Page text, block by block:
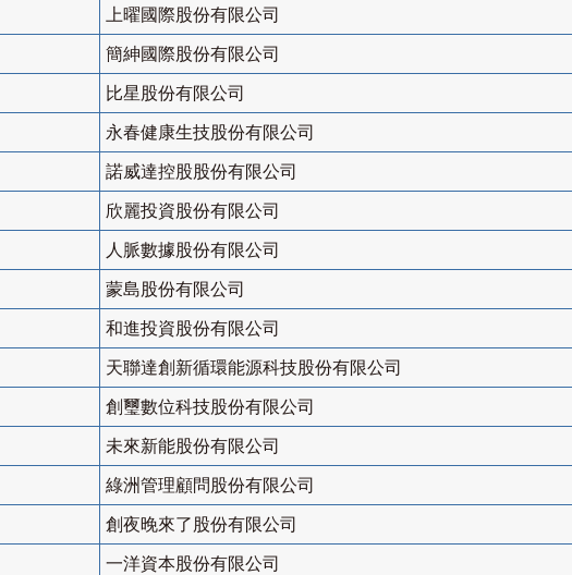
上曜國際股份有限公司
簡紳國際股份有限公司
比星股份有限公司
永春健康生技股份有限公司
諾威達控股股份有限公司
欣麗投資股份有限公司
人脈數據股份有限公司
蒙島股份有限公司
和進投資股份有限公司
天聯達創新循環能源科技股份有限公司
創璽數位科技股份有限公司
未來新能股份有限公司
綠洲管理顧問股份有限公司
創夜晚來了股份有限公司
一洋資本股份有限公司